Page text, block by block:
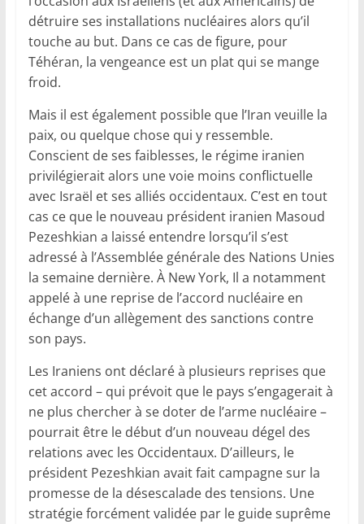
détruire ses installations nucléaires alors qu’il
touche au but. Dans ce cas de figure, pour
Téhéran, la vengeance est un plat qui se mange
froid.
Mais il est également possible que l’Iran veuille la
paix, ou quelque chose qui y ressemble.
Conscient de ses faiblesses, le régime iranien
privilégierait alors une voie moins conflictuelle
avec Israël et ses alliés occidentaux. C’est en tout
cas ce que le nouveau président iranien Masoud
Pezeshkian a laissé entendre lorsqu’il s’est
adressé à l’Assemblée générale des Nations Unies
la semaine dernière. À New York, Il a notamment
appelé à une reprise de l’accord nucléaire en
échange d’un allègement des sanctions contre
son pays.
Les Iraniens ont déclaré à plusieurs reprises que
cet accord – qui prévoit que le pays s’engagerait à
ne plus chercher à se doter de l’arme nucléaire –
pourrait être le début d’un nouveau dégel des
relations avec les Occidentaux. D’ailleurs, le
président Pezeshkian avait fait campagne sur la
promesse de la désescalade des tensions. Une
stratégie forcément validée par le guide suprême